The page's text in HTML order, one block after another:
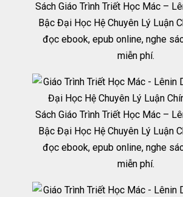
Sách Giáo Trình Triết Học Mác –
Bậc Đại Học Hệ Chuyên Lý Luận
đọc ebook, epub online, nghe
miễn phí.
Sách Giáo Trình Triết Học Mác –
Bậc Đại Học Hệ Chuyên Lý Luận
đọc ebook, epub online, nghe
miễn phí.